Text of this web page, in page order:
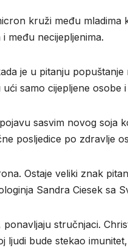
kruži među mladima
među necijepljenima.
je u pitanju
samo cijepljene
sasvim novog soja
posljedice po zdravlje
Ostaje veliki znak
Sandra Ciesek sa
stručnjaci.
ljudi bude stekao